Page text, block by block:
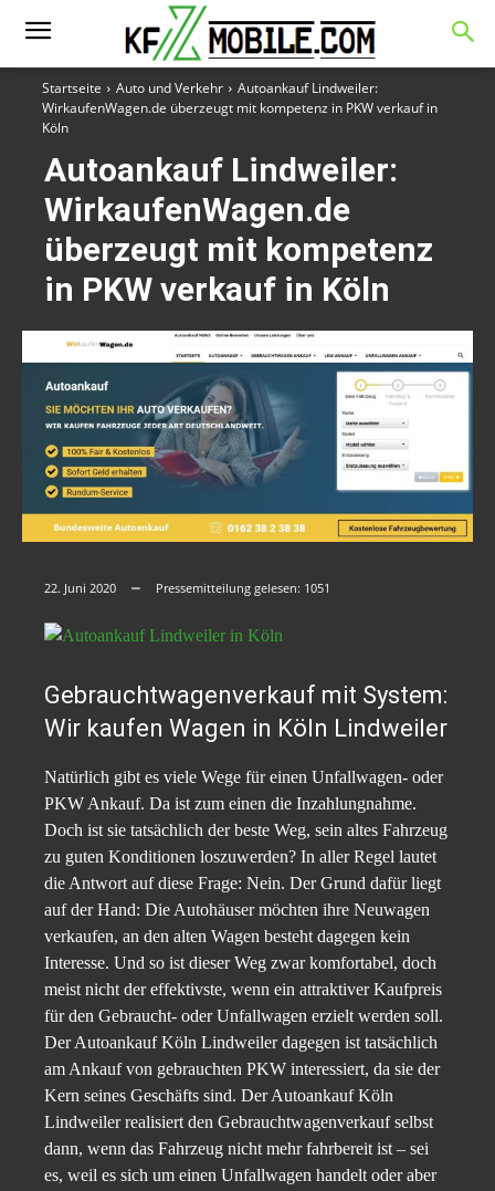
Startseite Auto und Verkehr
Autoankauf Lindweiler:
WirkaufenWagen.de überzeugt mit kompetenz in PKW verkauf in
Köln
Autoankauf Lindweiler:
WirkaufenWagen.de
überzeugt mit kompetenz
in PKW verkauf in Köln
22. Juni 2020 Pressemitteilung gelesen: 1051
Gebrauchtwagenverkauf mit System:
Wir kaufen Wagen in Köln Lindweiler
Natürlich gibt es viele Wege für einen Unfallwagen- oder
PKW Ankauf. Da ist zum einen die Inzahlungnahme.
Doch ist sie tatsächlich der beste Weg, sein altes Fahrzeug
zu guten Konditionen loszuwerden? In aller Regel lautet
die Antwort auf diese Frage: Nein. Der Grund dafür liegt
auf der Hand: Die Autohäuser möchten ihre Neuwagen
verkaufen, an den alten Wagen besteht dagegen kein
Interesse. Und so ist dieser Weg zwar komfortabel, doch
meist nicht der effektivste, wenn ein attraktiver Kaufpreis
für den Gebraucht- oder Unfallwagen erzielt werden soll.
Der Autoankauf Köln Lindweiler dagegen ist tatsächlich
am Ankauf von gebrauchten PKW interessiert, da sie der
Kern seines Geschäfts sind. Der Autoankauf Köln
Lindweiler realisiert den Gebrauchtwagenverkauf selbst
dann, wenn das Fahrzeug nicht mehr fahrbereit ist – sei
es, weil es sich um einen Unfallwagen handelt oder aber